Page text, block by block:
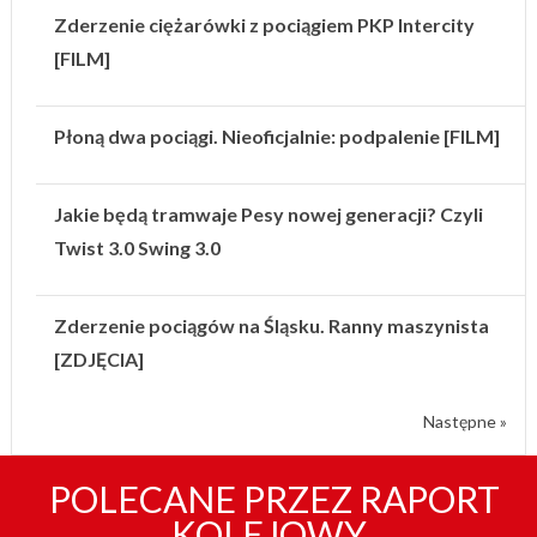
Zderzenie ciężarówki z pociągiem PKP Intercity
[FILM]
Płoną dwa pociągi. Nieoficjalnie: podpalenie [FILM]
Jakie będą tramwaje Pesy nowej generacji? Czyli
Twist 3.0 Swing 3.0
Zderzenie pociągów na Śląsku. Ranny maszynista
[ZDJĘCIA]
Następne »
POLECANE PRZEZ RAPORT